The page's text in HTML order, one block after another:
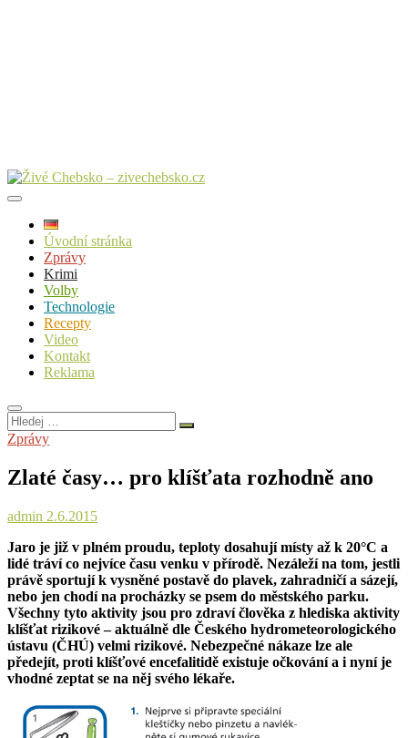
Úvodní stránka
Zprávy
Krimi
Volby
Technologie
Recepty
Video
Kontakt
Reklama
Hledej
…
Zprávy
Zlaté časy… pro klíšťata rozhodně ano
admin 2.6.2015
Jaro je již v plném proudu, teploty dosahují místy až k 20°C a
lidé tráví co nejvíce času venku v přírodě. Nezáleží na tom, jestli
právě sportují k vysněné postavě do plavek, zahradničí a sázejí,
nebo jen chodí na procházky se psem do městského parku.
Všechny tyto aktivity jsou pro zdraví člověka z hlediska aktivity
klíšťat rizikové – aktuálně dle Českého hydrometeorologického
ústavu (ČHÚ) velmi rizikové. Nebezpečné nákaze lze ale
předejít, proti klíšťové encefalitidě existuje očkování a i nyní je
vhodné zeptat se na něj svého lékaře.